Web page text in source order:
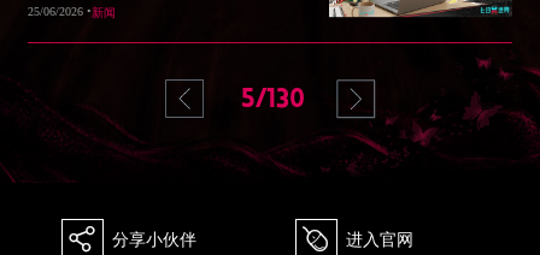
25/06/2026 •新闻
5/130
򰀂 分享小伙伴 򰀄 进入官网